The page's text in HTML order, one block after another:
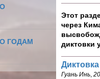
ГОДАМ
Этот
через
диктовки
Гуань Инь,